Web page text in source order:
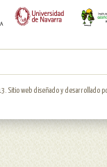
Sitio web diseñado y desarrollado